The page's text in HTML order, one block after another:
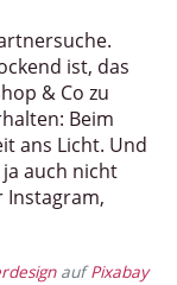
ist, das
& Co zu
Beim
ans Licht. Und
auch nicht
Instagram,
aufPixabay